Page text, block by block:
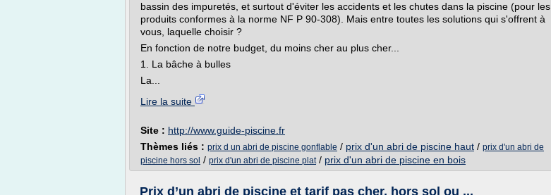
bassin des impuretés, et surtout d'éviter les accidents et les chutes dans la piscine (pour les
produits conformes à la norme NF P 90-308). Mais entre toutes les solutions qui s'offrent à
vous, laquelle choisir ?
En fonction de notre budget, du moins cher au plus cher...
1. La bâche à bulles
La...
Lire la suite
Site : http://www.guide-piscine.fr
Thèmes liés : prix d un abri de piscine gonflable / prix d'un abri de piscine haut / prix d'un abri de
piscine hors sol / prix d'un abri de piscine plat/ prix d'un abri de piscine en bois
Prix d’un abri de piscine et tarif pas cher, hors sol ou ...